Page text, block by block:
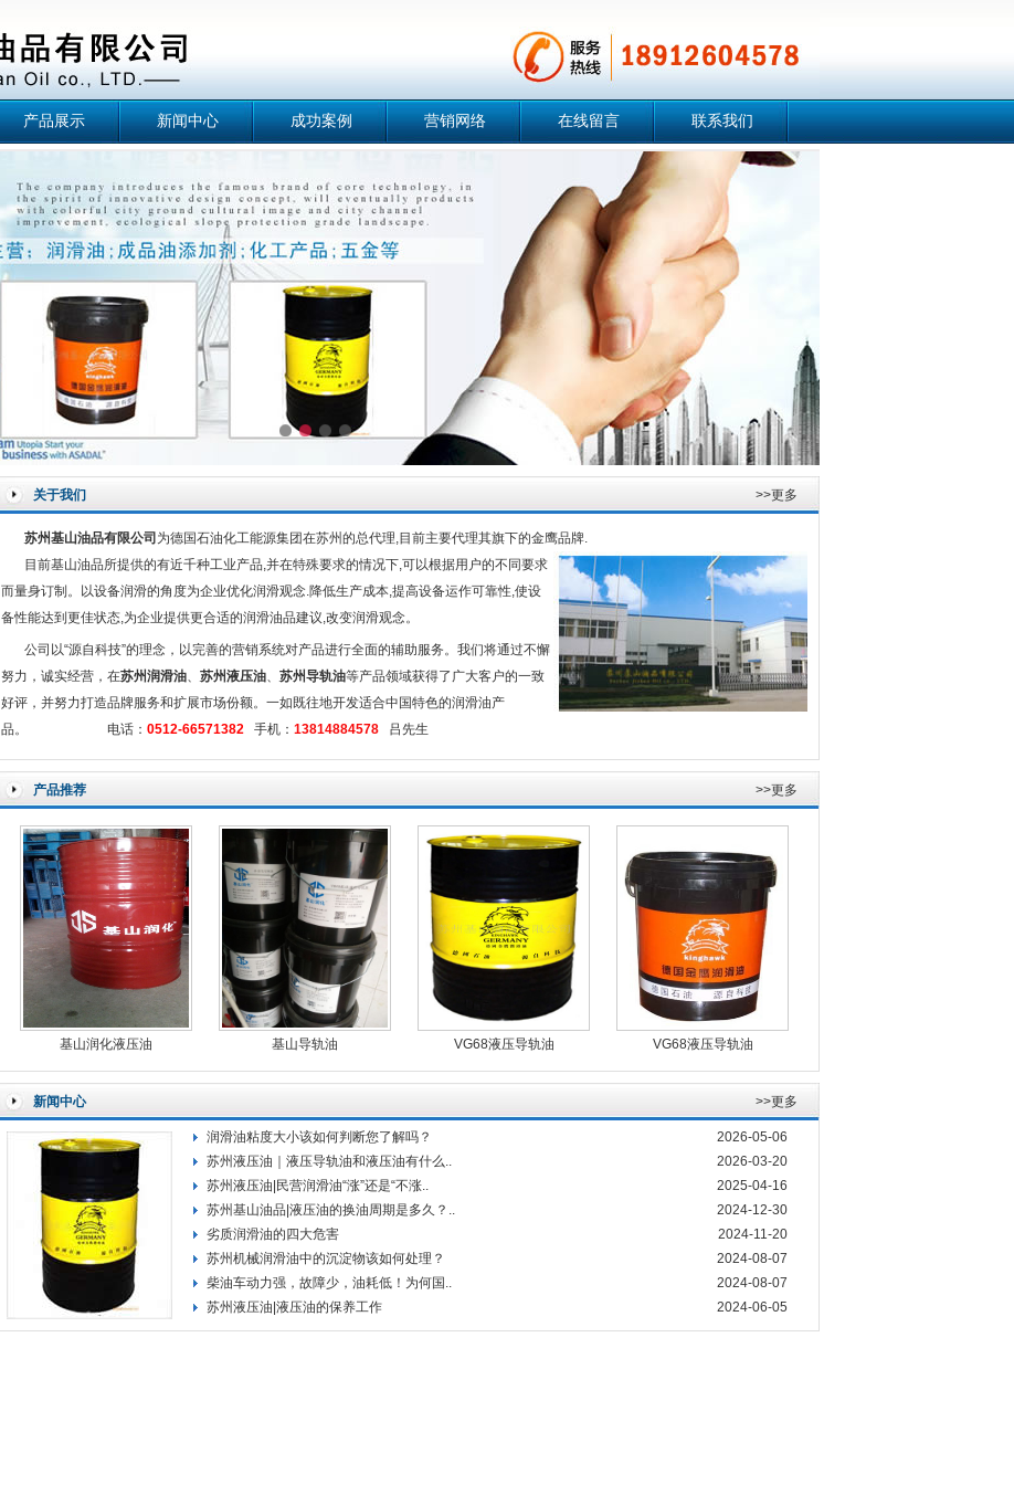
产品展示 新闻中心 成功案例 营销网络 在线留言 联系我们
关于我们 >>更多
苏州基山油品有限公司 为德国石油化工能源集团在苏州的总代理,目前主要代理其旗下的金鹰品牌.
目前基山油品所提供的有近千种工业产品,并在特殊要求的情况下,可以根据用户的不同要求
而量身订制。以设备润滑的角度为企业优化润滑观念.降低生产成本,提高设备运作可靠性,使设
备性能达到更佳状态,为企业提供更合适的润滑油品建议,改变润滑观念。
公司以“源自科技”的理念，以完善的营销系统对产品进行全面的辅助服务。我们将通过不懈
努力，诚实经营，在苏州润滑油、 苏州液压油、 苏州导轨油等产品领域获得了广大客户的一致
好评，并努力打造品牌服务和扩展市场份额。一如既往地开发适合中国特色的润滑油产
品。 电话： 0512-66571382 手机： 13814884578 吕先生
产品推荐 >>更多
基山润化液压油 基山导轨油 VG68液压导轨油 VG68液压导轨油
新闻中心 >>更多
润滑油粘度大小该如何判断您了解吗？
2026-05-06
苏州液压油｜液压导轨油和液压油有什么..
2026-03-20
苏州液压油|民营润滑油“涨”还是“不涨..
2025-04-16
苏州基山油品|液压油的换油周期是多久？..
2024-12-30
劣质润滑油的四大危害
2024-11-20
苏州机械润滑油中的沉淀物该如何处理？
2024-08-07
柴油车动力强，故障少，油耗低！为何国..
2024-08-07
苏州液压油|液压油的保养工作
2024-06-05